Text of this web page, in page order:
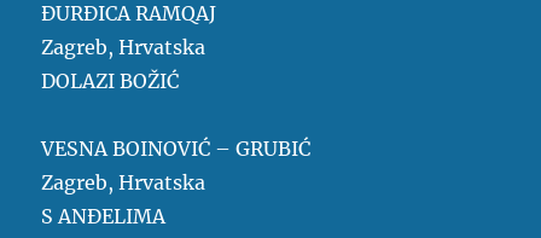
ĐURĐICA RAMQAJ
Zagreb, Hrvatska
DOLAZI BOŽIĆ
VESNA BOINOVIĆ – GRUBIĆ
Zagreb, Hrvatska
S ANĐELIMA